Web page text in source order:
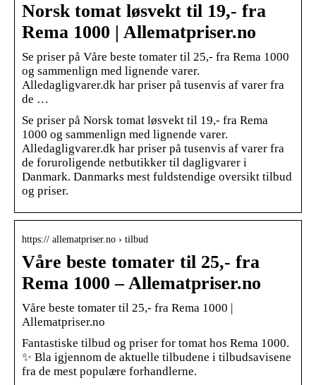
Norsk tomat løsvekt til 19,- fra
Rema 1000 | Allematpriser.no
Se priser på Våre beste tomater til 25,- fra Rema 1000
og sammenlign med lignende varer.
Alledagligvarer.dk har priser på tusenvis af varer fra
de …
Se priser på Norsk tomat løsvekt til 19,- fra Rema
1000 og sammenlign med lignende varer.
Alledagligvarer.dk har priser på tusenvis af varer fra
de foruroligende netbutikker til dagligvarer i
Danmark. Danmarks mest fuldstendige oversikt tilbud
og priser.
https:// allematpriser.no › tilbud
Våre beste tomater til 25,- fra
Rema 1000 – Allematpriser.no
Våre beste tomater til 25,- fra Rema 1000 |
Allematpriser.no
Fantastiske tilbud og priser for tomat hos Rema 1000.
✨ Bla igjennom de aktuelle tilbudene i tilbudsavisene
fra de mest populære forhandlerne.